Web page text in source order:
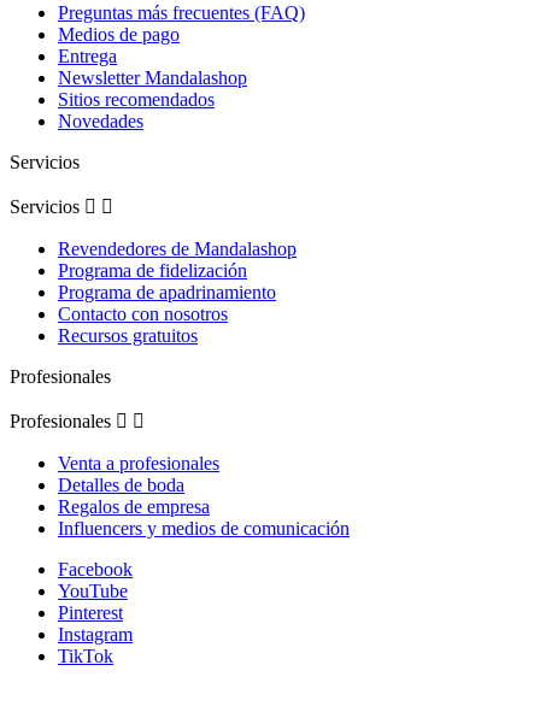
Preguntas más frecuentes (FAQ)
Medios de pago
Entrega
Newsletter Mandalashop
Sitios recomendados
Novedades
Servicios
Servicios  
Revendedores de Mandalashop
Programa de fidelización
Programa de apadrinamiento
Contacto con nosotros
Recursos gratuitos
Profesionales
Profesionales  
Venta a profesionales
Detalles de boda
Regalos de empresa
Influencers y medios de comunicación
Facebook
YouTube
Pinterest
Instagram
TikTok